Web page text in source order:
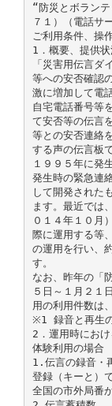
“防災とボラン
７１）（電話サ
ご利用条件、操
1．概要、提供
「災害用伝言ダ
等への安否確認
激に増加して電
自宅電話番号等
て安否等の伝言
等との安否連絡
する声の伝言板で
１９９５年に発
発生時の緊急連
して開発された
ます。最近では
０１４年１０月
際に運用する等
の運用を行い、
す。
なお、昨年の「
５日～１月２１
用の利用件数は
※1 録音と再生の
2．運用時にお
体験利用の場合
1.伝言の録音・
登録（キーと）
全国の市外局番